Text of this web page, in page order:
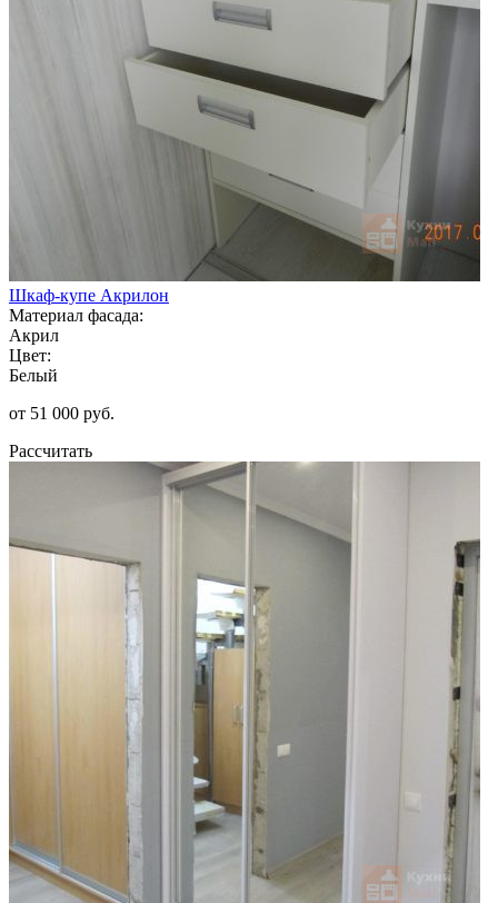
Шкаф-купе Акрилон
Материал фасада:
Акрил
Цвет:
Белый
от 51 000 руб.
Рассчитать